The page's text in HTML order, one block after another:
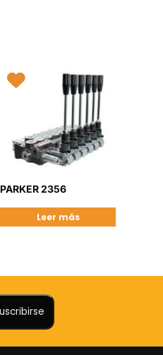
PARKER 2356
Leer más